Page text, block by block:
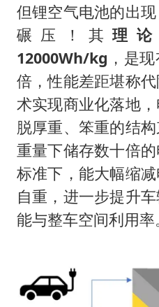
但锂空气电池的出
碾压！其理
12000Wh/kg ，是
倍，性能差距堪称
术实现商业化落地
脱厚重、笨重的结
重量下储存数十倍
标准下，能大幅缩
自重，进一步提升
能与整车空间利用率